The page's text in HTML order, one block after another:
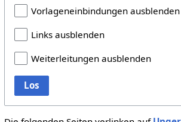
Vorlageneinbindungen ausblenden
Links ausblenden
Weiterleitungen ausblenden
Los